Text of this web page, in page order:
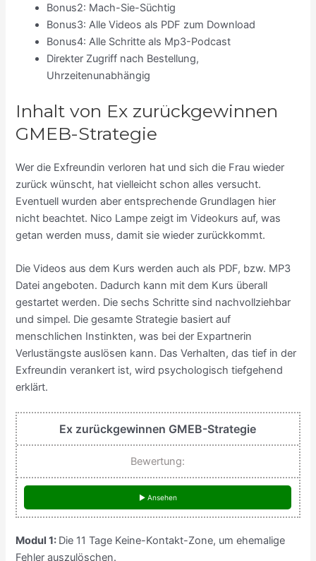
Bonus2: Mach-Sie-Süchtig
Bonus3: Alle Videos als PDF zum Download
Bonus4: Alle Schritte als Mp3-Podcast
Direkter Zugriff nach Bestellung,
Uhrzeitenunabhängig
Inhalt von Ex zurückgewinnen
GMEB-Strategie
Wer die Exfreundin verloren hat und sich die Frau wieder
zurück wünscht, hat vielleicht schon alles versucht.
Eventuell wurden aber entsprechende Grundlagen hier
nicht beachtet. Nico Lampe zeigt im Videokurs auf, was
getan werden muss, damit sie wieder zurückkommt.
Die Videos aus dem Kurs werden auch als PDF, bzw. MP3
Datei angeboten. Dadurch kann mit dem Kurs überall
gestartet werden. Die sechs Schritte sind nachvollziehbar
und simpel. Die gesamte Strategie basiert auf
menschlichen Instinkten, was bei der Expartnerin
Verlustängste auslösen kann. Das Verhalten, das tief in der
Exfreundin verankert ist, wird psychologisch tiefgehend
erklärt.
Ex zurückgewinnen GMEB-Strategie
Bewertung:
► Ansehen
Modul 1: Die 11 Tage Keine-Kontakt-Zone, um ehemalige
Fehler auszulöschen.